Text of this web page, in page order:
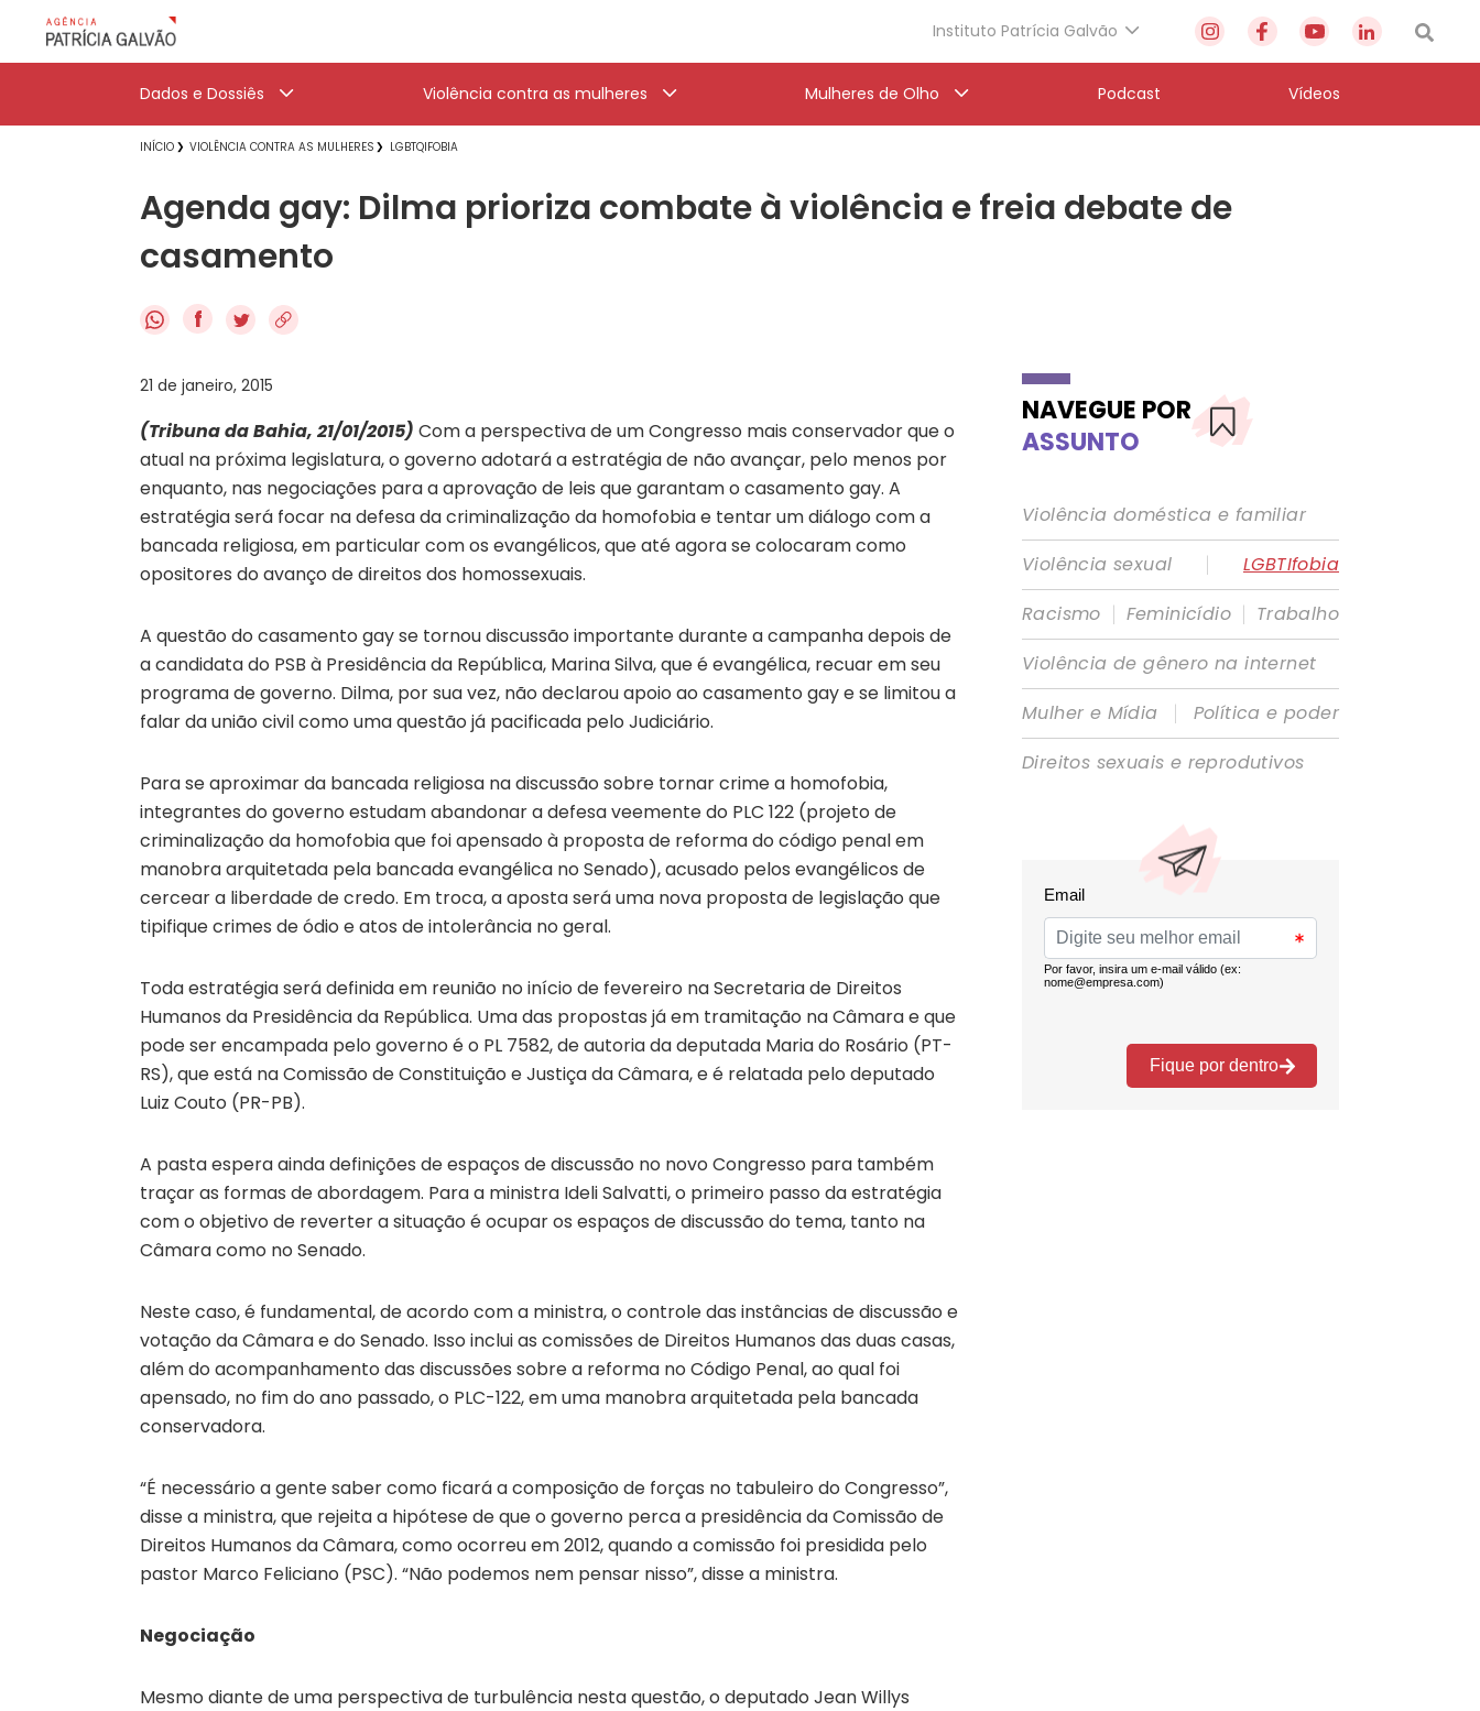
Instituto Patrícia Galvão
Dados e Dossiês Violência contra as mulheres Mulheres de Olho Podcast Vídeos
INÍCIO VIOLÊNCIA CONTRA AS MULHERES LGBTQIFOBIA
Agenda gay: Dilma prioriza combate à violência e freia debate de
casamento
f
21 de janeiro, 2015
(Tribuna da Bahia, 21/01/2015) Com a perspectiva de um Congresso mais conservador que o
atual na próxima legislatura, o governo adotará a estratégia de não avançar, pelo menos por
enquanto, nas negociações para a aprovação de leis que garantam o casamento gay. A
estratégia será focar na defesa da criminalização da homofobia e tentar um diálogo com a
bancada religiosa, em particular com os evangélicos, que até agora se colocaram como
opositores do avanço de direitos dos homossexuais.
A questão do casamento gay se tornou discussão importante durante a campanha depois de
a candidata do PSB à Presidência da República, Marina Silva, que é evangélica, recuar em seu
programa de governo. Dilma, por sua vez, não declarou apoio ao casamento gay e se limitou a
falar da união civil como uma questão já pacificada pelo Judiciário.
Para se aproximar da bancada religiosa na discussão sobre tornar crime a homofobia,
integrantes do governo estudam abandonar a defesa veemente do PLC 122 (projeto de
criminalização da homofobia que foi apensado à proposta de reforma do código penal em
manobra arquitetada pela bancada evangélica no Senado), acusado pelos evangélicos de
cercear a liberdade de credo. Em troca, a aposta será uma nova proposta de legislação que
tipifique crimes de ódio e atos de intolerância no geral.
Toda estratégia será definida em reunião no início de fevereiro na Secretaria de Direitos
Humanos da Presidência da República. Uma das propostas já em tramitação na Câmara e que
pode ser encampada pelo governo é o PL 7582, de autoria da deputada Maria do Rosário (PT-
RS), que está na Comissão de Constituição e Justiça da Câmara, e é relatada pelo deputado
Luiz Couto (PR-PB).
A pasta espera ainda definições de espaços de discussão no novo Congresso para também
traçar as formas de abordagem. Para a ministra Ideli Salvatti, o primeiro passo da estratégia
com o objetivo de reverter a situação é ocupar os espaços de discussão do tema, tanto na
Câmara como no Senado.
Neste caso, é fundamental, de acordo com a ministra, o controle das instâncias de discussão e
votação da Câmara e do Senado. Isso inclui as comissões de Direitos Humanos das duas casas,
além do acompanhamento das discussões sobre a reforma no Código Penal, ao qual foi
apensado, no fim do ano passado, o PLC-122, em uma manobra arquitetada pela bancada
conservadora.
“É necessário a gente saber como ficará a composição de forças no tabuleiro do Congresso”,
disse a ministra, que rejeita a hipótese de que o governo perca a presidência da Comissão de
Direitos Humanos da Câmara, como ocorreu em 2012, quando a comissão foi presidida pelo
pastor Marco Feliciano (PSC). “Não podemos nem pensar nisso”, disse a ministra.
Negociação
Mesmo diante de uma perspectiva de turbulência nesta questão, o deputado Jean Willys
NAVEGUE POR
ASSUNTO
Violência doméstica e familiar
Violência sexual
|
LGBTIfobia
Racismo | Feminicídio | Trabalho
Violência de gênero na internet
Mulher e Mídia
|
Política e poder
Direitos sexuais e reprodutivos